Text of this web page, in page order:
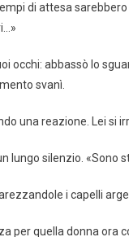
di attesa
occhi: abbassò lo
svanì.
una reazione. Lei si
lungo silenzio. «Sono
i capelli
per quella donna ora